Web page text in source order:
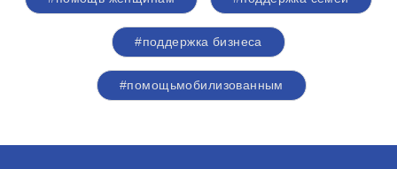
#поддержка бизнеса
#помощьмобилизованным